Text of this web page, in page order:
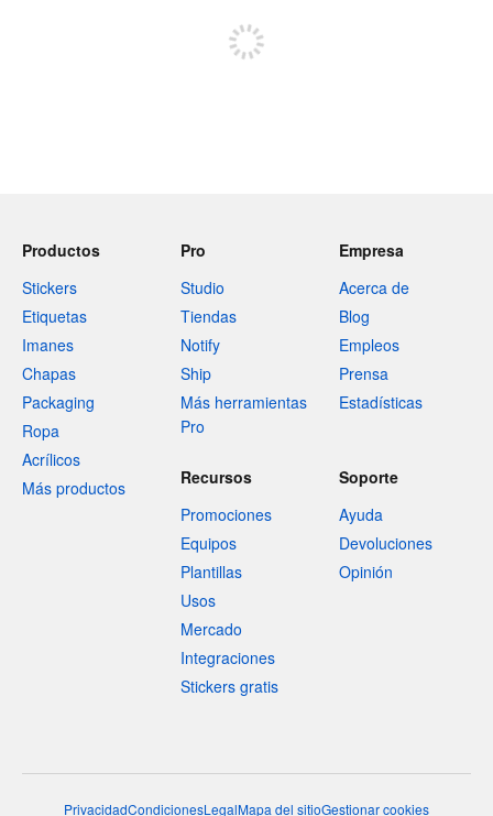
Productos
Stickers
Etiquetas
Imanes
Chapas
Packaging
Ropa
Acrílicos
Más productos
Pro
Studio
Tiendas
Notify
Ship
Más herramientas
Pro
Empresa
Acerca de
Blog
Empleos
Prensa
Estadísticas
Recursos
Promociones
Equipos
Plantillas
Usos
Mercado
Integraciones
Stickers gratis
Soporte
Ayuda
Devoluciones
Opinión
PrivacidadCondicionesLegalMapa del sitioGestionar cookies